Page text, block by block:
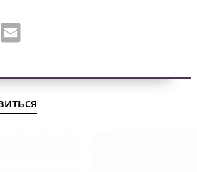
шестигранный ключ).
Email